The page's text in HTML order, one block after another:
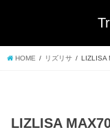
HOME リズリサ LIZLISA
LIZLISA